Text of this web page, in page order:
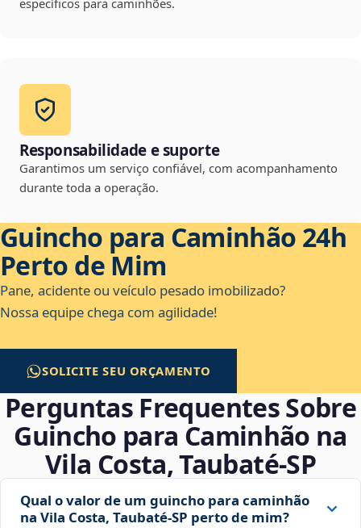
específicos para caminhões.
Responsabilidade e suporte
Garantimos um serviço confiável, com acompanhamento
durante toda a operação.
Guincho para Caminhão 24h
Perto de Mim
Pane, acidente ou veículo pesado imobilizado?
Nossa equipe chega com agilidade!
SOLICITE SEU ORÇAMENTO
Perguntas Frequentes Sobre
Guincho para Caminhão na
Vila Costa, Taubaté‑SP
Qual o valor de um guincho para caminhão
na Vila Costa, Taubaté‑SP perto de mim?